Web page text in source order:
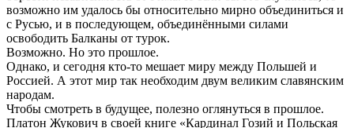
возможно им удалось бы относительно мирно объединиться и
с Русью, и в последующем, объединёнными силами
освободить Балканы от турок.
Возможно. Но это прошлое.
Однако, и сегодня кто-то мешает миру между Польшей и
Россией. А этот мир так необходим двум великим славянским
народам.
Чтобы смотреть в будущее, полезно оглянуться в прошлое.
Платон Жукович в своей книге «Кардинал Гозий и Польская